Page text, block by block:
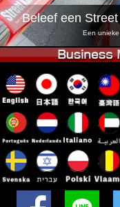
Tokio Asakusa
Okinawa
Beleef een
Een